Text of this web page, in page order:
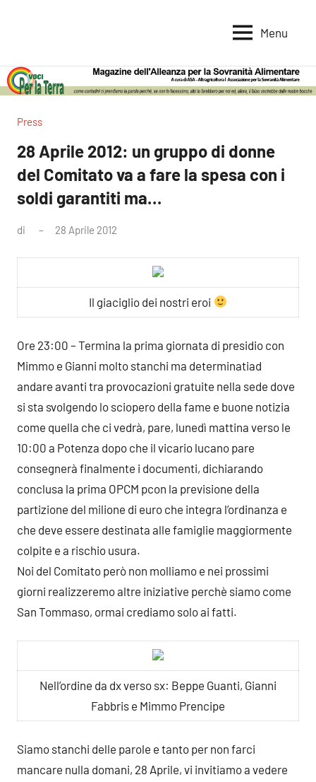
per
la
Terra
per
la
Alimentare
Menu
Press
28 Aprile 2012: un gruppo di donne
del Comitato va a fare la spesa con i
soldi garantiti ma…
di 28 Aprile 2012
Il giaciglio dei nostri eroi
Ore 23:00 – Termina la prima giornata di presidio con
Mimmo e Gianni molto stanchi ma determinatiad
andare avanti tra provocazioni gratuite nella sede dove
si sta svolgendo lo sciopero della fame e buone notizia
come quella che ci vedrà, pare, lunedì mattina verso le
10:00 a Potenza dopo che il vicario lucano pare
consegnerà finalmente i documenti, dichiarando
conclusa la prima OPCM pcon la previsione della
partizione del milione di euro che integra l’ordinanza e
che deve essere destinata alle famiglie maggiormente
colpite e a rischio usura.
Noi del Comitato però non molliamo e nei prossimi
giorni realizzeremo altre iniziative perchè siamo come
San Tommaso, ormai crediamo solo ai fatti.
Nell’ordine da dx verso sx: Beppe Guanti, Gianni
Fabbris e Mimmo Prencipe
Siamo stanchi delle parole e tanto per non farci
mancare nulla domani, 28 Aprile, vi invitiamo a vedere